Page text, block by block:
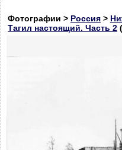
Фотографии > Россия >
Тагил настоящий. Часть 2